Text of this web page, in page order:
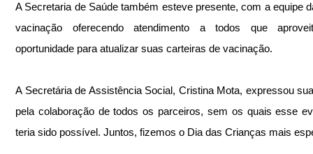
A Secretaria de Saúde também esteve presente, com a equipe
vacinação oferecendo atendimento a todos que
oportunidade para atualizar suas carteiras de vacinação.
A Secretária de Assistência Social, Cristina Mota, expressou
pela colaboração de todos os parceiros, sem os quais esse
teria sido possível. Juntos, fizemos o Dia das Crianças mais